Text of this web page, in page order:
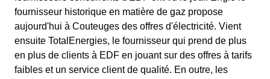
fournisseur historique en matière de gaz propose
aujourd'hui à Couteuges des offres d'électricité. Vient
ensuite TotalEnergies, le fournisseur qui prend de plus
en plus de clients à EDF en jouant sur des offres à tarifs
faibles et un service client de qualité. En outre, les